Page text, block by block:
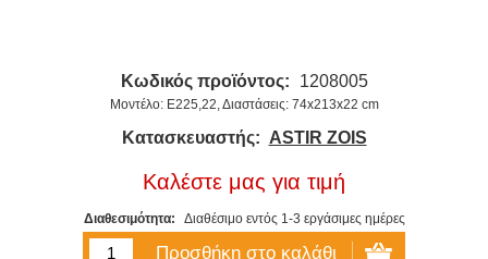
Κωδικός προϊόντος: 1208005
Μοντέλο: Ε225,22, Διαστάσεις: 74x213x22 cm
Κατασκευαστής: ASTIR ZOIS
Καλέστε μας για τιμή
Διαθεσιμότητα: Διαθέσιμο εντός 1-3 εργάσιμες ημέρες